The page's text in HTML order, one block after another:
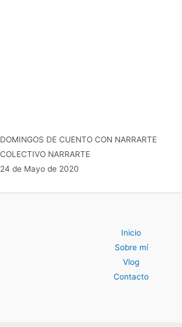
DOMINGOS DE CUENTO CON NARRARTE
COLECTIVO NARRARTE
24 de Mayo de 2020
Inicio
Sobre mí
Vlog
Contacto